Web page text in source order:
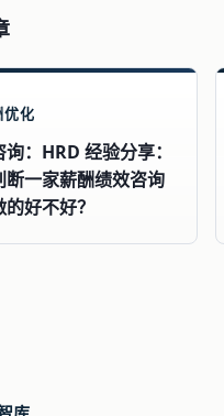
优化
：HRD 经验分享：
断一家薪酬绩效咨询
好不好？